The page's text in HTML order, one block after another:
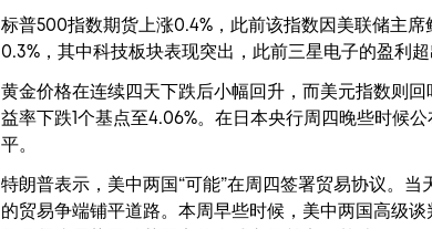
标普500指数期货上涨0.4%，此前该指数因美联储主
0.3%，其中科技板块表现突出，此前三星电子的盈利
黄金价格在连续四天下跌后小幅回升，而美元指数则
益率下跌1个基点至4.06%。在日本央行周四晚些时候
平。
特朗普表示，美中两国“可能”在周四签署贸易协议。
的贸易争端铺平道路。本周早些时候，美中两国高级